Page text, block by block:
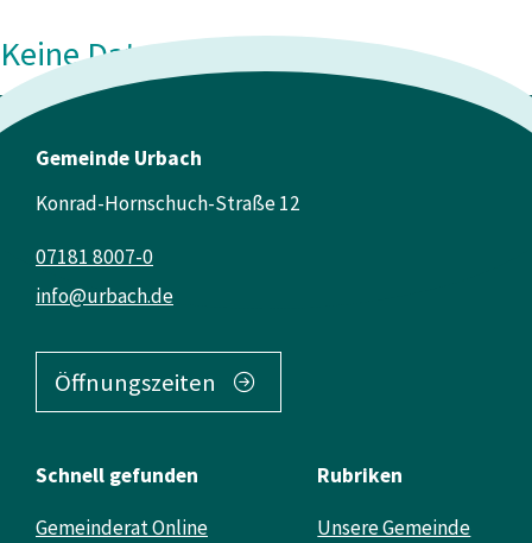
Keine Daten vorhanden
Gemeinde Urbach
Konrad-Hornschuch-Straße 12
info@urbach.de
07181 8007-0
Öffnungszeiten
Schnell gefunden
Gemeinderat Online
Rubriken
Unsere Gemeinde